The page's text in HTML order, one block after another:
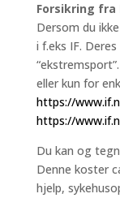
Forsikring fra
Dersom du
i f.eks IF.
eller kun for
https://
https://
Du kan og
Denne koster
hjelp,